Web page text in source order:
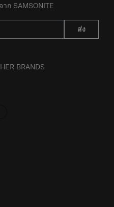
ก SAMSONITE
ส่ง
BRANDS